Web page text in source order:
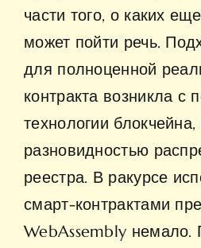
части того, о каких
может пойти речь.
для полноценной
контракта возникла с
технологии
разновидностью
реестра. В ракурсе
смарт-контрактами
WebAssembly немало.